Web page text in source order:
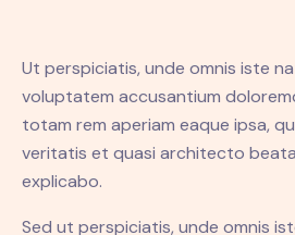
Ut perspiciatis, unde omnis iste
voluptatem accusantium
totam rem aperiam eaque ipsa,
veritatis et quasi architecto
explicabo.
Sed ut perspiciatis, unde omnis